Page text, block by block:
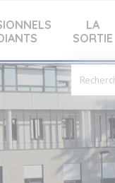
LA
SORTIE
de